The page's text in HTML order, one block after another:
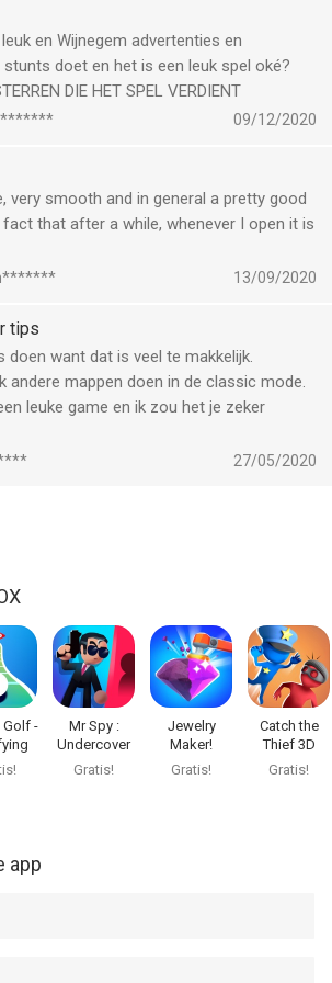
20:24.
en Wijnegem advertenties en
doet en het is een leuk spel oké?
DIE HET SPEL VERDIENT
09/12/2020
very smooth and in general a pretty good
that after a while, whenever I open it is
no longer acces the game. It just brings
screen. I hope this is just a bug and they
13/09/2020
tips
doen want dat is veel te makkelijk.
andere mappen doen in de classic mode.
leuke game en ik zou het je zeker
27/05/2020
Golf -
Mr Spy :
Undercover
Agent
Gratis!
Jewelry
Maker!
Gratis!
Catch the
Thief 3D
Gratis!
app